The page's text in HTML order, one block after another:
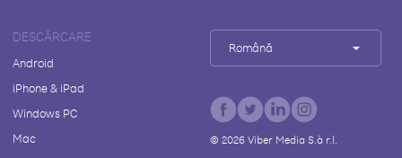
DESCĂRCARE
Android
iPhone & iPad
Windows PC
Mac
Română
© 2026Viber Media S.à r.l.